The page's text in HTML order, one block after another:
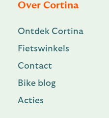
Over Cortina
Ontdek Cortina
Fietswinkels
Contact
Bike blog
Acties